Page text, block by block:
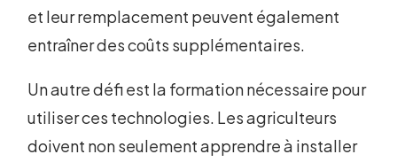
et leur remplacement peuvent également
entraîner des coûts supplémentaires.
Un autre défi est la formation nécessaire pour
utiliser ces technologies. Les agriculteurs
doivent non seulement apprendre à installer